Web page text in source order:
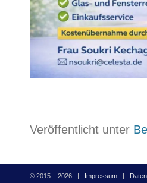
Veröffentlicht unter
© 2015 – 2026 | Impressum |